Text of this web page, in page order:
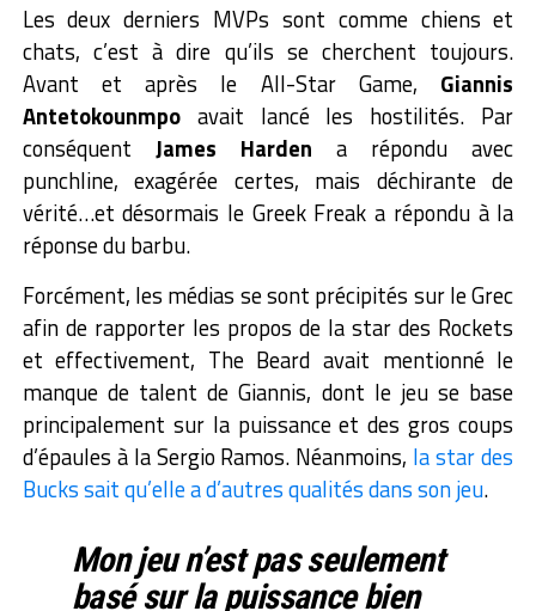
Les deux derniers MVPs sont comme chiens et
chats, c’est à dire qu’ils se cherchent toujours.
Avant et après le All-Star Game, Giannis
Antetokounmpoavait lancé les hostilités. Par
conséquent James Harden a répondu avec
punchline, exagérée certes, mais déchirante de
vérité…et désormais le Greek Freak a répondu à la
réponse du barbu.
Forcément, les médias se sont précipités sur le Grec
afin de rapporter les propos de la star des Rockets
et effectivement, The Beard avait mentionné le
manque de talent de Giannis, dont le jeu se base
principalement sur la puissance et des gros coups
d’épaules à la Sergio Ramos. Néanmoins, la star des
Bucks sait qu’elle a d’autres qualités dans son jeu.
Mon jeu n’est pas seulement
basé sur la puissance bien